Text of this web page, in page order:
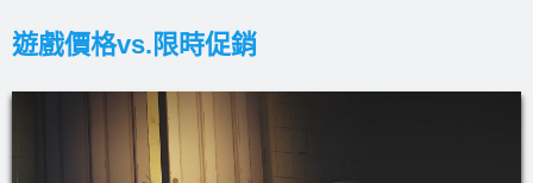
遊戲價格vs.限時促銷